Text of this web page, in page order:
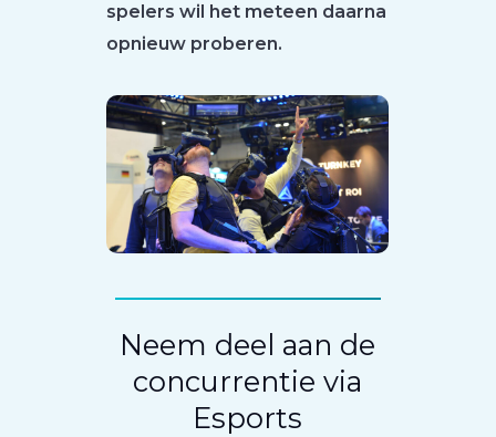
spelers wil het meteen daarna
opnieuw proberen.
Neem deel aan de
concurrentie via
Esports